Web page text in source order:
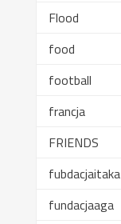
Flood
food
football
francja
FRIENDS
fubdacjaitaka
fundacjaaga